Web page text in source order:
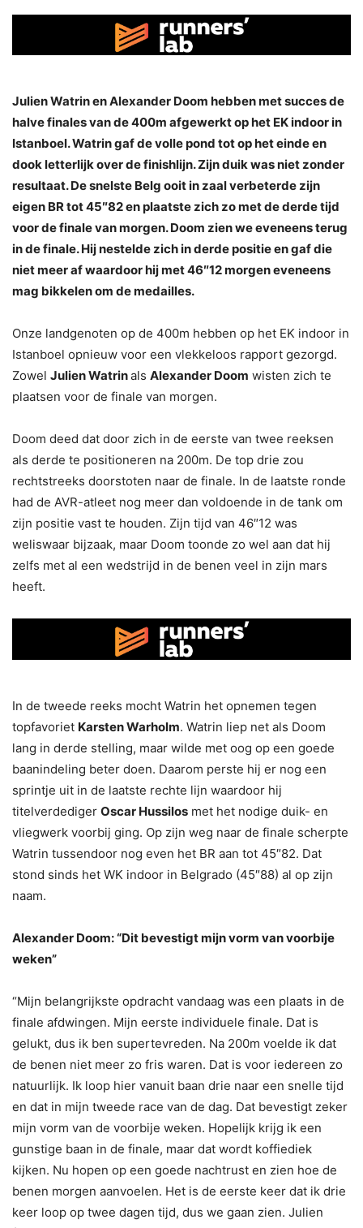
Julien Watrin en Alexander Doom hebben met succes de
halve finales van de 400m afgewerkt op het EK indoor in
Istanboel. Watrin gaf de volle pond tot op het einde en
dook letterlijk over de finishlijn. Zijn duik was niet zonder
resultaat. De snelste Belg ooit in zaal verbeterde zijn
eigen BR tot 45″82 en plaatste zich zo met de derde tijd
voor de finale van morgen. Doom zien we eveneens terug
in de finale. Hij nestelde zich in derde positie en gaf die
niet meer af waardoor hij met 46″12 morgen eveneens
mag bikkelen om de medailles.
Onze landgenoten op de 400m hebben op het EK indoor in
Istanboel opnieuw voor een vlekkeloos rapport gezorgd.
Zowel Julien Watrinals Alexander Doom wisten zich te
plaatsen voor de finale van morgen.
Doom deed dat door zich in de eerste van twee reeksen
als derde te positioneren na 200m. De top drie zou
rechtstreeks doorstoten naar de finale. In de laatste ronde
had de AVR-atleet nog meer dan voldoende in de tank om
zijn positie vast te houden. Zijn tijd van 46″12 was
weliswaar bijzaak, maar Doom toonde zo wel aan dat hij
zelfs met al een wedstrijd in de benen veel in zijn mars
heeft.
In de tweede reeks mocht Watrin het opnemen tegen
topfavoriet Karsten Warholm. Watrin liep net als Doom
lang in derde stelling, maar wilde met oog op een goede
baanindeling beter doen. Daarom perste hij er nog een
sprintje uit in de laatste rechte lijn waardoor hij
titelverdediger Oscar Hussilos met het nodige duik- en
vliegwerk voorbij ging. Op zijn weg naar de finale scherpte
Watrin tussendoor nog even het BR aan tot 45″82. Dat
stond sinds het WK indoor in Belgrado (45″88) al op zijn
naam.
Alexander Doom: “Dit bevestigt mijn vorm van voorbije
weken”
“Mijn belangrijkste opdracht vandaag was een plaats in de
finale afdwingen. Mijn eerste individuele finale. Dat is
gelukt, dus ik ben supertevreden. Na 200m voelde ik dat
de benen niet meer zo fris waren. Dat is voor iedereen zo
natuurlijk. Ik loop hier vanuit baan drie naar een snelle tijd
en dat in mijn tweede race van de dag. Dat bevestigt zeker
mijn vorm van de voorbije weken. Hopelijk krijg ik een
gunstige baan in de finale, maar dat wordt koffiediek
kijken. Nu hopen op een goede nachtrust en zien hoe de
benen morgen aanvoelen. Het is de eerste keer dat ik drie
keer loop op twee dagen tijd, dus we gaan zien. Julien